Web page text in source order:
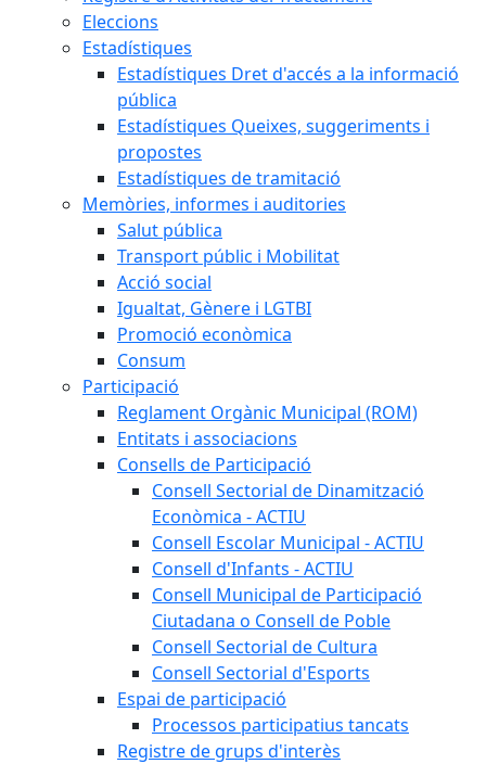
Eleccions
Estadístiques
Estadístiques Dret d'accés a la informació
pública
Estadístiques Queixes, suggeriments i
propostes
Estadístiques de tramitació
Memòries, informes i auditories
Salut pública
Transport públic i Mobilitat
Acció social
Igualtat, Gènere i LGTBI
Promoció econòmica
Consum
Participació
Reglament Orgànic Municipal (ROM)
Entitats i associacions
Consells de Participació
Consell Sectorial de Dinamització
Econòmica - ACTIU
Consell Escolar Municipal - ACTIU
Consell d'Infants - ACTIU
Consell Municipal de Participació
Ciutadana o Consell de Poble
Consell Sectorial de Cultura
Consell Sectorial d'Esports
Espai de participació
Processos participatius tancats
Registre de grups d'interès